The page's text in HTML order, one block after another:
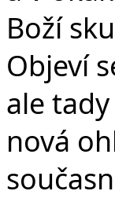
Boží
Objeví
ale
nová